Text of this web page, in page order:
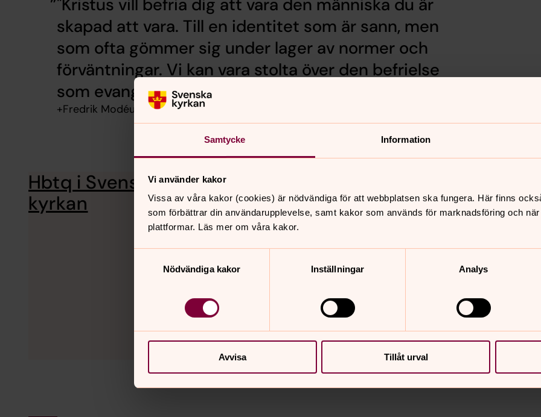
Samtycke Information
Vi använder kakor
Vissa av våra kakor (cookies) är nödvändiga för att webbplatsen ska fungera. Här finns
som förbättrar din användarupplevelse, samt kakor som används för marknadsföring och
plattformar. Läs mer om våra kakor.
Nödvändiga kakor
Inställningar Analys
Avvisa Tillåt urval
"Kristus vill befria dig att vara den människa du är
skapad att vara. Till en identitet som är sann, men
som ofta gömmer sig under lager av normer och
förväntningar. Vi kan vara stolta över den befrielse
som evangeliet ger."
+Fredrik Modéus, biskop i Växjö stift
Hbtq i Svenska
kyrkan
Svenska kyrkan ska vara en inkluderande kyrka, där hbtqia+-personer ska
aktivt mot diskriminering och för inkludering.